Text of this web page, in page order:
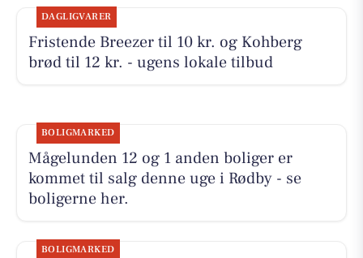
DAGLIGVARER
Fristende Breezer til 10 kr. og Kohberg
brød til 12 kr. - ugens lokale tilbud
BOLIGMARKED
Mågelunden 12 og 1 anden boliger er
kommet til salg denne uge i Rødby - se
boligerne her.
BOLIGMARKED